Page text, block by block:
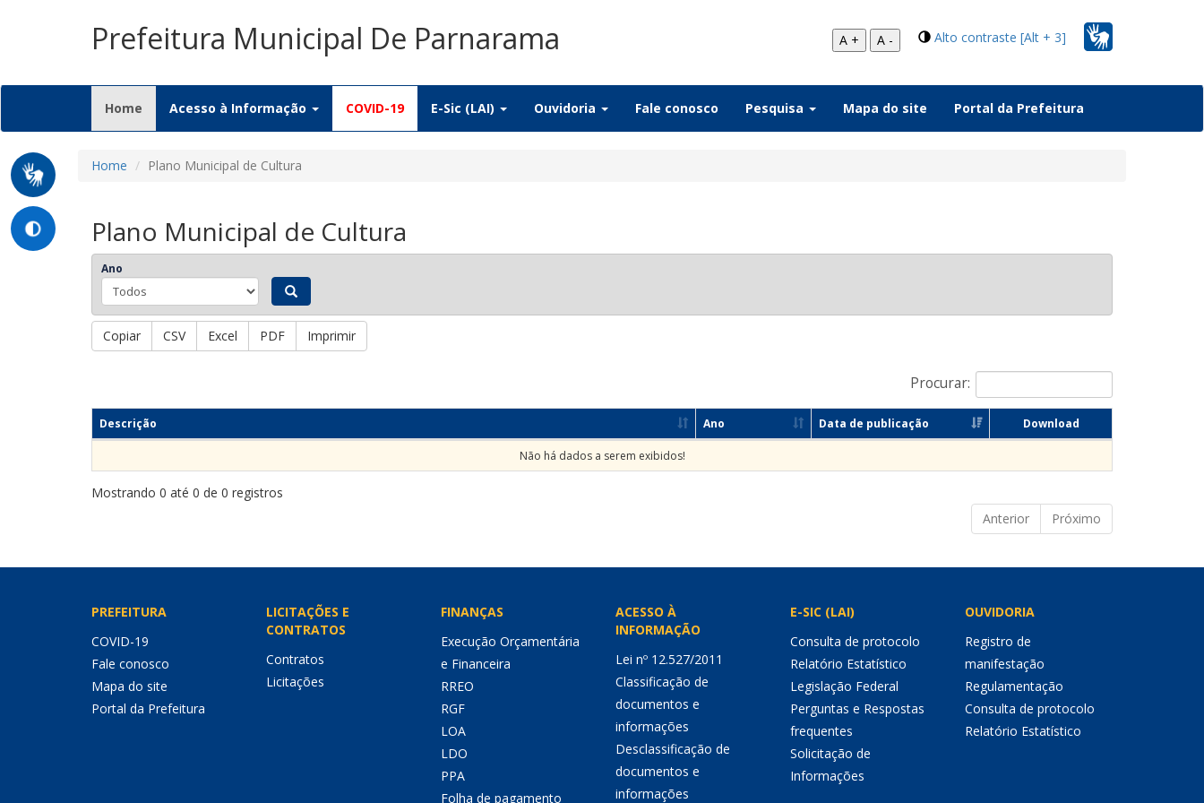
Prefeitura Municipal De Parnarama Alto contraste [Alt + 3]
A + A -
Home (current)
Acesso à Informação COVID-19 E-Sic (LAI) Ouvidoria Fale conosco Pesquisa Mapa do site Portal da Prefeitura
Home Plano Municipal de Cultura
Plano Municipal de Cultura
Ano
Copiar CSV Excel PDF Imprimir
Procurar:
Descrição Ano Data de publicação Download
Não há dados a serem exibidos!
Mostrando 0 até 0 de 0 registros
Anterior
Próximo
PREFEITURA
COVID-19
Fale conosco
Mapa do site
Portal da Prefeitura
LICITAÇÕES E
CONTRATOS
Contratos
Licitações
FINANÇAS
Execução Orçamentária
e Financeira
RREO
RGF
LOA
LDO
PPA
Folha de pagamento
ACESSO À
INFORMAÇÃO
Lei nº 12.527/2011
Classificação de
documentos e
informações
Desclassificação de
documentos e
informações
E-SIC (LAI)
Consulta de protocolo
Relatório Estatístico
Legislação Federal
Perguntas e Respostas
frequentes
Solicitação de
Informações
OUVIDORIA
Registro de
manifestação
Regulamentação
Consulta de protocolo
Relatório Estatístico